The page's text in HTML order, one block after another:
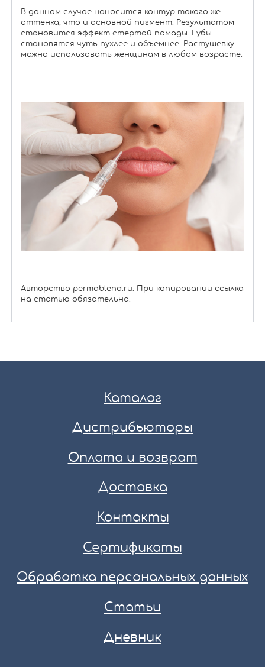
В данном случае наносится контур такого же
оттенка, что и основной пигмент. Результатом
становится эффект стертой помады. Губы
становятся чуть пухлее и объемнее. Растушевку
можно использовать женщинам в любом возрасте.
Авторство permablend.ru. При копировании ссылка
на статью обязательна.
Каталог
Дистрибьюторы
Оплата и возврат
Доставка
Контакты
Сертификаты
Обработка персональных данных
Статьи
Дневник